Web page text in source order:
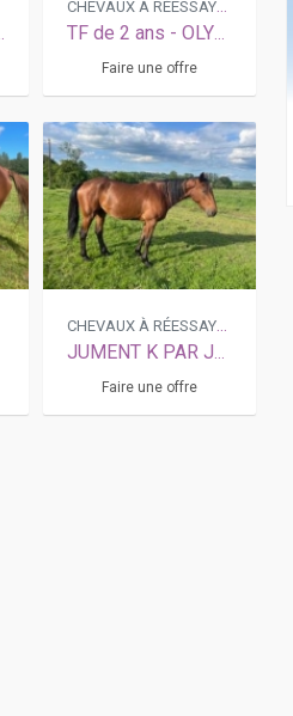
CHEVAUX À RÉESSAYER
TF de 2 ans - OLYMPE DE VIRY
Faire une offre
CHEVAUX À RÉESSAYER
JUMENT K PAR JUMENT K PAR DREAMER DELO (READY CASH/COKTAIL JET). LOCATION ET VENTE POSSIBLE
Faire une offre